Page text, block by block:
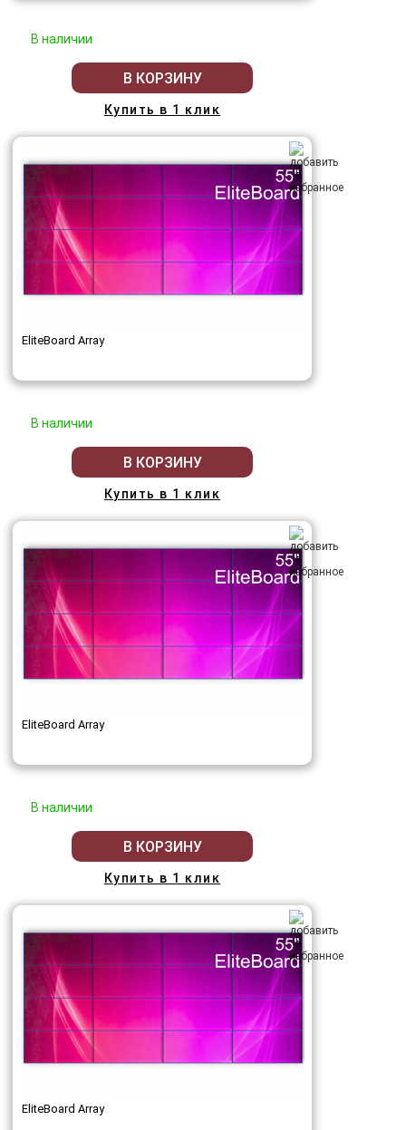
В наличии
В КОРЗИНУ
Купить в 1 клик
EliteBoard Array
В наличии
В КОРЗИНУ
Купить в 1 клик
EliteBoard Array
В наличии
В КОРЗИНУ
Купить в 1 клик
EliteBoard Array